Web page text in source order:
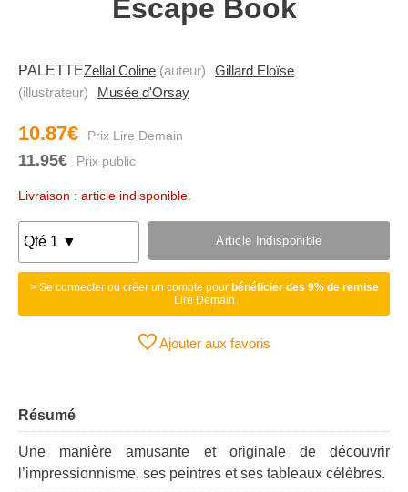
Escape Book
PALETTEZellal Coline (auteur)
Gillard Eloïse
(illustrateur)
Musée d'Orsay
10.87€
11.95€
Livraison : article indisponible.
Article Indisponible
> Se connecter ou créer un compte pour bénéficier des 9% de remise
Lire Demain
Ajouter aux favoris
Résumé
Une manière amusante et originale de découvrir
l’impressionnisme, ses peintres et ses tableaux célèbres.